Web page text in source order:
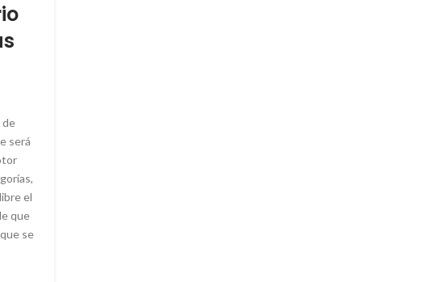
de
será
el
que
se